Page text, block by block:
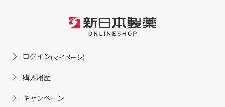
ログイン(マイページ)
購入履歴
キャンペーン